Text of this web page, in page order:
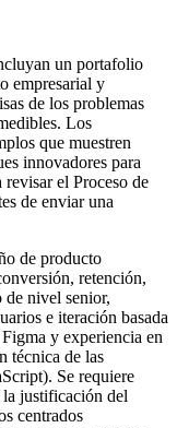
un portafolio
empresarial y
de los problemas
Los
que muestren
innovadores para
el Proceso de
de enviar una
de producto
retención,
de nivel senior,
e iteración basada
y experiencia en
técnica de las
Se requiere
justificación del
centrados